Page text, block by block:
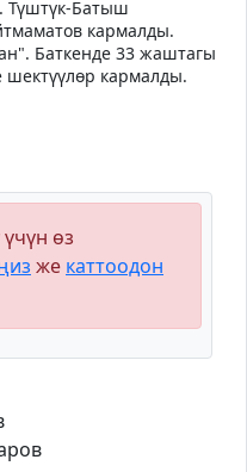
Түштүк-Батыш
кармалды.
Баткенде 33 жаштагы
шектүүлөр кармалды.
өз
же каттоодон